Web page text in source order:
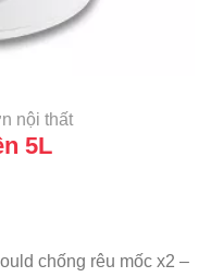
nội thất
5L
chống rêu mốc x2 –